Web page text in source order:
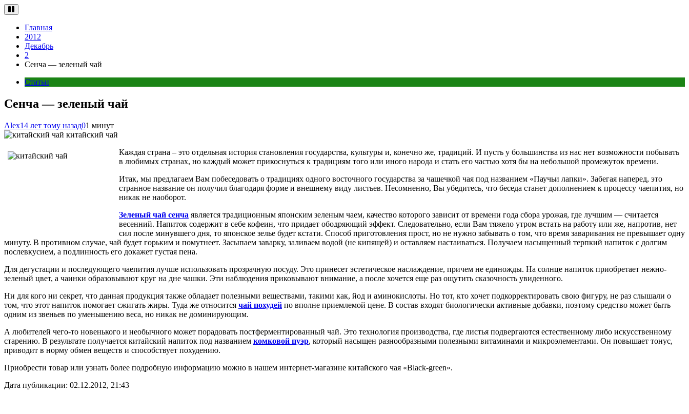
Главная
2012
Декабрь
2
Сенча — зеленый чай
Статьи
Сенча — зеленый чай
Alex14 лет тому назад01 минут
китайский чай
Каждая страна – это отдельная история становления государства, культуры и, конечно же, традиций. И пусть у большинства из нас нет возможности побывать
в любимых странах, но каждый может прикоснуться к традициям того или иного народа и стать его частью хотя бы на небольшой промежуток времени.
Итак, мы предлагаем Вам побеседовать о традициях одного восточного государства за чашечкой чая под названием «Паучьи лапки». Забегая наперед, это
странное название он получил благодаря форме и внешнему виду листьев. Несомненно, Вы убедитесь, что беседа станет дополнением к процессу чаепития, но
никак не наоборот.
Зеленый чай сенча является традиционным японским зеленым чаем, качество которого зависит от времени года сбора урожая, где лучшим — считается
весенний. Напиток содержит в себе кофеин, что придает ободряющий эффект. Следовательно, если Вам тяжело утром встать на работу или же, напротив, нет
сил после минувшего дня, то японское зелье будет кстати. Способ приготовления прост, но не нужно забывать о том, что время заваривания не превышает одну
минуту. В противном случае, чай будет горьким и помутнеет. Засыпаем заварку, заливаем водой (не кипящей) и оставляем настаиваться. Получаем насыщенный терпкий напиток с долгим
послевкусием, а подлинность его докажет густая пена.
Для дегустации и последующего чаепития лучше использовать прозрачную посуду. Это принесет эстетическое наслаждение, причем не единожды. На солнце напиток приобретает нежно-
зеленый цвет, а чаинки образовывают круг на дне чашки. Эти наблюдения приковывают внимание, а после хочется еще раз ощутить сказочность увиденного.
Ни для кого ни секрет, что данная продукция также обладает полезными веществами, такими как, йод и аминокислоты. Но тот, кто хочет подкорректировать свою фигуру, не раз слышали о
том, что этот напиток помогает сжигать жиры. Туда же относится чай похудей по вполне приемлемой цене. В состав входят биологически активные добавки, поэтому средство может быть
одним из звеньев по уменьшению веса, но никак не доминирующим.
А любителей чего-то новенького и необычного может порадовать постферментированный чай. Это технология производства, где листья подвергаются естественному либо искусственному
старению. В результате получается китайский напиток под названием комковой пуэр, который насыщен разнообразными полезными витаминами и микроэлементами. Он повышает тонус,
приводит в норму обмен веществ и способствует похудению.
Приобрести товар или узнать более подробную информацию можно в нашем интернет-магазине китайского чая «Black-green».
Дата публикации: 02.12.2012, 21:43